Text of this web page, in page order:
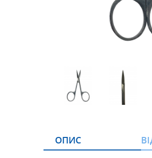
ОПИС